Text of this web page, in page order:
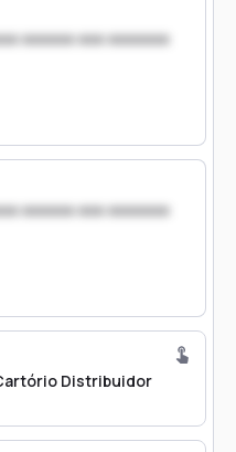
xxxxxx xxx xxxxxxx
xxxxxx xxx xxxxxxx
Distribuidor